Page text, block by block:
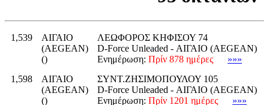
1,539
ΑΙΓΑΙΟ
(AEGEAN)
()
ΛΕΩΦΟΡΟΣ ΚΗΦΙΣΟΥ 74
D-Force Unleaded - ΑΙΓΑΙΟ (AEGEAN)
Ενημέρωση: Πρίν 878 ημέρες
»»»
1,598
ΑΙΓΑΙΟ
(AEGEAN)
()
ΣΥΝΤ.ΖΗΣΙΜΟΠΟΥΛΟΥ 105
D-Force Unleaded - ΑΙΓΑΙΟ (AEGEAN)
Ενημέρωση: Πρίν 1201 ημέρες
»»»